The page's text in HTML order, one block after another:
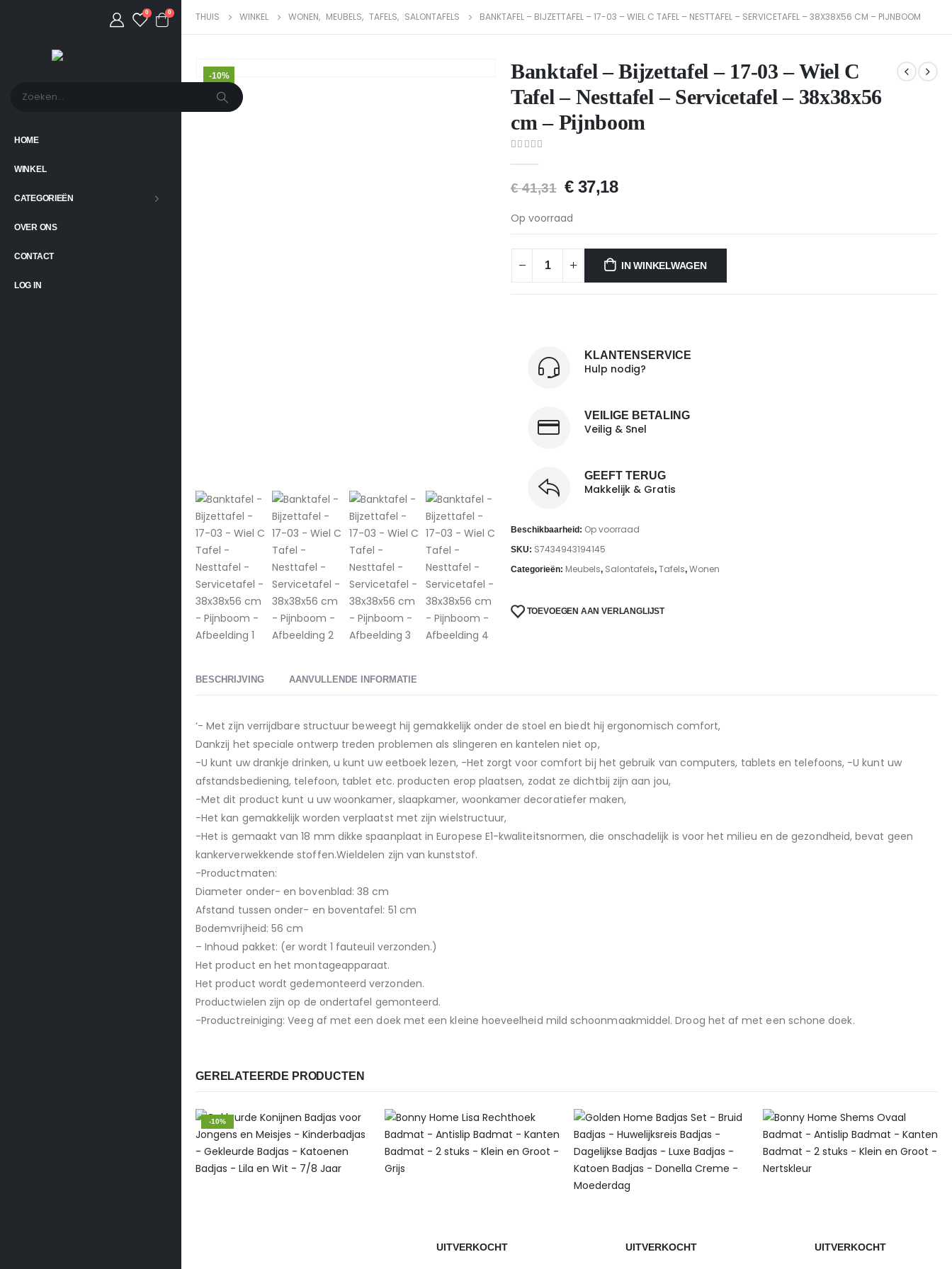
0 0
HOME
WINKEL
CATEGORIEËN
OVER ONS
CONTACT
LOG IN
THUIS WINKEL WONEN, MEUBELS, TAFELS, SALONTAFELS BANKTAFEL – BIJZETTAFEL – 17-03 – WIEL C TAFEL – NESTTAFEL – SERVICETAFEL – 38X38X56 CM – PIJNBOOM
-10%
Banktafel – Bijzettafel – 17-03 – Wiel C
Tafel – Nesttafel – Servicetafel – 38x38x56
cm – Pijnboom
€41,31 €37,18
Op voorraad
IN WINKELWAGEN
KLANTENSERVICE
Hulp nodig?
VEILIGE BETALING
Veilig & Snel
GEEFT TERUG
Makkelijk & Gratis
Beschikbaarheid: Op voorraad
SKU: S7434943194145
Categorieën: Meubels, Salontafels, Tafels, Wonen
TOEVOEGEN AAN VERLANGLIJST
BESCHRIJVING AANVULLENDE INFORMATIE
‘- Met zijn verrijdbare structuur beweegt hij gemakkelijk onder de stoel en biedt hij ergonomisch comfort,
Dankzij het speciale ontwerp treden problemen als slingeren en kantelen niet op,
-U kunt uw drankje drinken, u kunt uw eetboek lezen, -Het zorgt voor comfort bij het gebruik van computers, tablets en telefoons, -U kunt uw
afstandsbediening, telefoon, tablet etc. producten erop plaatsen, zodat ze dichtbij zijn aan jou,
-Met dit product kunt u uw woonkamer, slaapkamer, woonkamer decoratiefer maken,
-Het kan gemakkelijk worden verplaatst met zijn wielstructuur,
-Het is gemaakt van 18 mm dikke spaanplaat in Europese E1-kwaliteitsnormen, die onschadelijk is voor het milieu en de gezondheid, bevat geen
kankerverwekkende stoffen.Wieldelen zijn van kunststof.
-Productmaten:
Diameter onder- en bovenblad: 38 cm
Afstand tussen onder- en boventafel: 51 cm
Bodemvrijheid: 56 cm
– Inhoud pakket: (er wordt 1 fauteuil verzonden.)
Het product en het montageapparaat.
Het product wordt gedemonteerd verzonden.
Productwielen zijn op de ondertafel gemonteerd.
-Productreiniging: Veeg af met een doek met een kleine hoeveelheid mild schoonmaakmiddel. Droog het af met een schone doek.
GERELATEERDE PRODUCTEN
-10%
UITVERKOCHT UITVERKOCHT UITVERKOCHT